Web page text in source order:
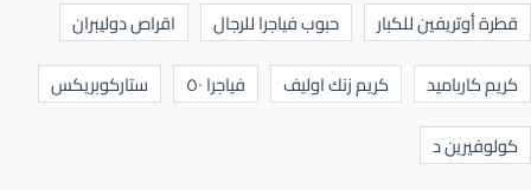
قطرة أوتريفين للكبار
حبوب فياجرا للرجال
اقراص دوليبران
كريم كارباميد
كريم زنك اوليف فياجرا ٥٠
ستاركوبريكس
كولوفيرين د